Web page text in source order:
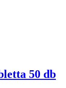
50 db